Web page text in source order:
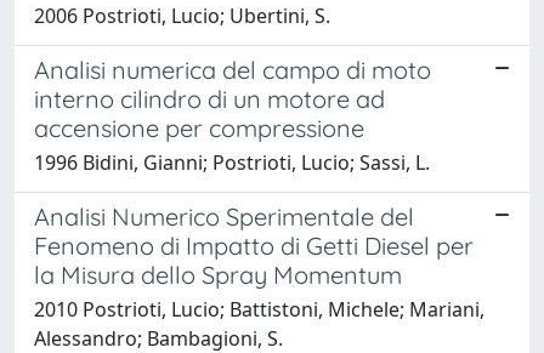
2006 Postrioti, Lucio; Ubertini, S.
Analisi numerica del campo di moto
interno cilindro di un motore ad
accensione per compressione
1996 Bidini, Gianni; Postrioti, Lucio; Sassi, L.
Analisi Numerico Sperimentale del
Fenomeno di Impatto di Getti Diesel per
la Misura dello Spray Momentum
2010 Postrioti, Lucio; Battistoni, Michele; Mariani,
Alessandro; Bambagioni, S.